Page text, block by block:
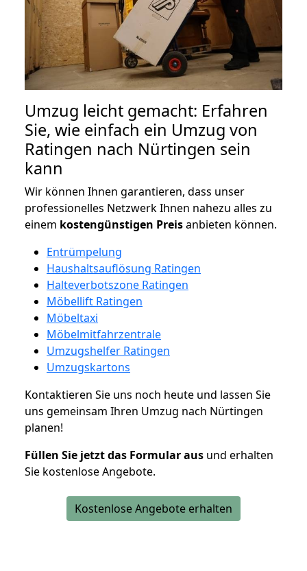
Umzug leicht gemacht: Erfahren
Sie, wie einfach ein Umzug von
Ratingen nach Nürtingen sein
kann
Wir können Ihnen garantieren, dass unser
professionelles Netzwerk Ihnen nahezu alles zu
einem kostengünstigen Preisanbieten können.
Entrümpelung
Haushaltsauflösung Ratingen
Halteverbotszone Ratingen
Möbellift Ratingen
Möbeltaxi
Möbelmitfahrzentrale
Umzugshelfer Ratingen
Umzugskartons
Kontaktieren Sie uns noch heute und lassen Sie
uns gemeinsam Ihren Umzug nach Nürtingen
planen!
Füllen Sie jetzt das Formular aus und erhalten
Sie kostenlose Angebote.
Kostenlose Angebote erhalten